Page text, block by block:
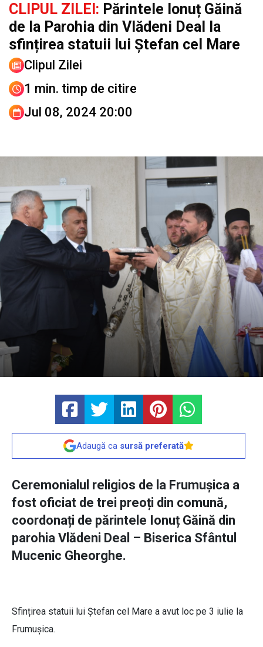
CLIPUL ZILEI: Părintele Ionuț Găină
de la Parohia din Vlădeni Deal la
sfințirea statuii lui Ștefan cel Mare
Clipul Zilei
1 min. timp de citire
Jul 08, 2024 20:00
Adaugă ca sursă preferată
Ceremonialul religios de la Frumușica a
fost oficiat de trei preoți din comună,
coordonați de părintele Ionuț Găină din
parohia Vlădeni Deal – Biserica Sfântul
Mucenic Gheorghe.
Sfințirea statuii lui Ștefan cel Mare a avut loc pe 3 iulie la
Frumușica.